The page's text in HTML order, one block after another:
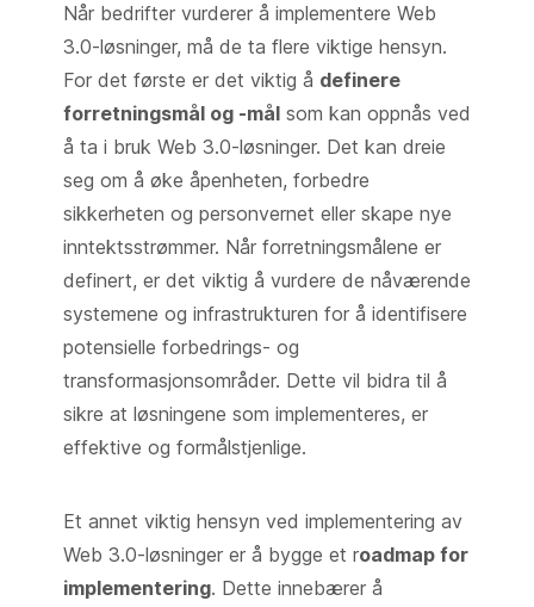
Når bedrifter vurderer å implementere Web
3.0-løsninger, må de ta flere viktige hensyn.
For det første er det viktig å definere
forretningsmål og -målsom kan oppnås ved
å ta i bruk Web 3.0-løsninger. Det kan dreie
seg om å øke åpenheten, forbedre
sikkerheten og personvernet eller skape nye
inntektsstrømmer. Når forretningsmålene er
definert, er det viktig å vurdere de nåværende
systemene og infrastrukturen for å identifisere
potensielle forbedrings- og
transformasjonsområder. Dette vil bidra til å
sikre at løsningene som implementeres, er
effektive og formålstjenlige.
Et annet viktig hensyn ved implementering av
Web 3.0-løsninger er å bygge et roadmap for
implementering. Dette innebærer å